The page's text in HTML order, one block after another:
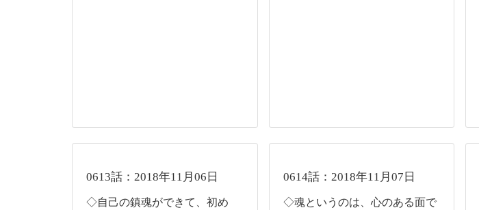
0613話：2018年11月06日
◇自己の鎮魂ができて、初め
0614話：2018年11月07日
◇魂というのは、心のある面で